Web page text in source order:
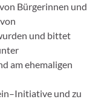
Bürgerinnen und
und bittet
er
am ehemaligen
–Initiative und zu